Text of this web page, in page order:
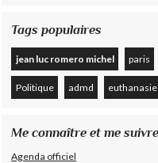
Tags populaires
jean luc romero michel paris
Politique admd euthanasie
Me connaître et me suivre
Agenda officiel